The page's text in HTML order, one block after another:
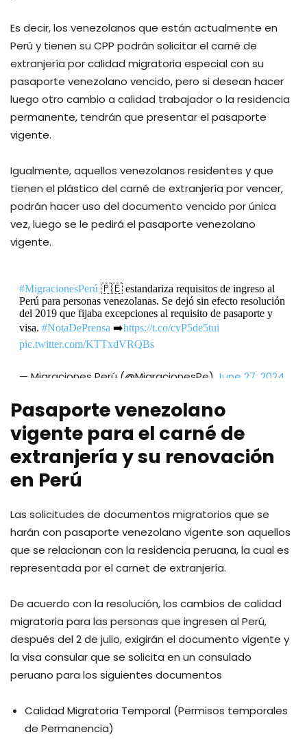
Es decir, los venezolanos que están actualmente en
Perú y tienen su CPP podrán solicitar el carné de
extranjería por calidad migratoria especial con su
pasaporte venezolano vencido, pero si desean hacer
luego otro cambio a calidad trabajador o la residencia
permanente, tendrán que presentar el pasaporte
vigente.
Igualmente, aquellos venezolanos residentes y que
tienen el plástico del carné de extranjería por vencer,
podrán hacer uso del documento vencido por única
vez, luego se le pedirá el pasaporte venezolano
vigente.
#MigracionesPerú 🇵🇪 estandariza requisitos de ingreso al
Perú para personas venezolanas. Se dejó sin efecto resolución
del 2019 que fijaba excepciones al requisito de pasaporte y
visa. #NotaDePrensa ➡️https://t.co/cvP5de5tui
pic.twitter.com/KTTxdVRQBs
— Migraciones Perú (@MigracionesPe) June 27, 2024
Pasaporte venezolano
vigente para el carné de
extranjería y su renovación
en Perú
Las solicitudes de documentos migratorios que se
harán con pasaporte venezolano vigente son aquellos
que se relacionan con la residencia peruana, la cual es
representada por el carnet de extranjería.
De acuerdo con la resolución, los cambios de calidad
migratoria para las personas que ingresen al Perú,
después del 2 de julio, exigirán el documento vigente y
la visa consular que se solicita en un consulado
peruano para los siguientes documentos
Calidad Migratoria Temporal (Permisos temporales
de Permanencia)